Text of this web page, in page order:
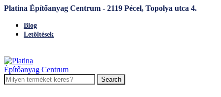
Platina Építőanyag Centrum - 2119 Pécel, Topolya utca 4.
Blog
Letöltések
Search